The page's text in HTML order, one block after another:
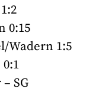
0:15
Wadern 1:5
SG